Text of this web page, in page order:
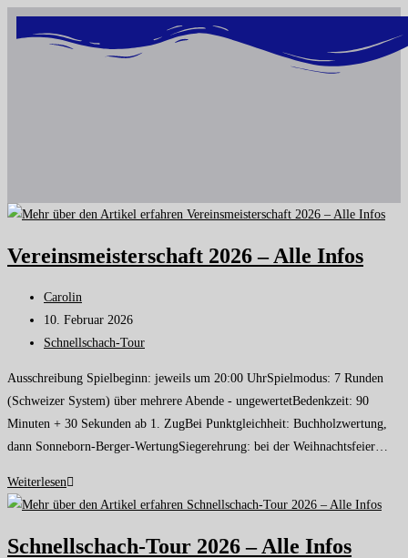
Inhalt
springen
Vereinsmeisterschaft 2026 – Alle Infos
Carolin
10. Februar 2026
Schnellschach-Tour
Ausschreibung Spielbeginn: jeweils um 20:00 UhrSpielmodus: 7 Runden
(Schweizer System) über mehrere Abende - ungewertetBedenkzeit: 90
Minuten + 30 Sekunden ab 1. ZugBei Punktgleichheit: Buchholzwertung,
dann Sonneborn-Berger-WertungSiegerehrung: bei der Weihnachtsfeier…
Weiterlesen
Schnellschach-Tour 2026 – Alle Infos